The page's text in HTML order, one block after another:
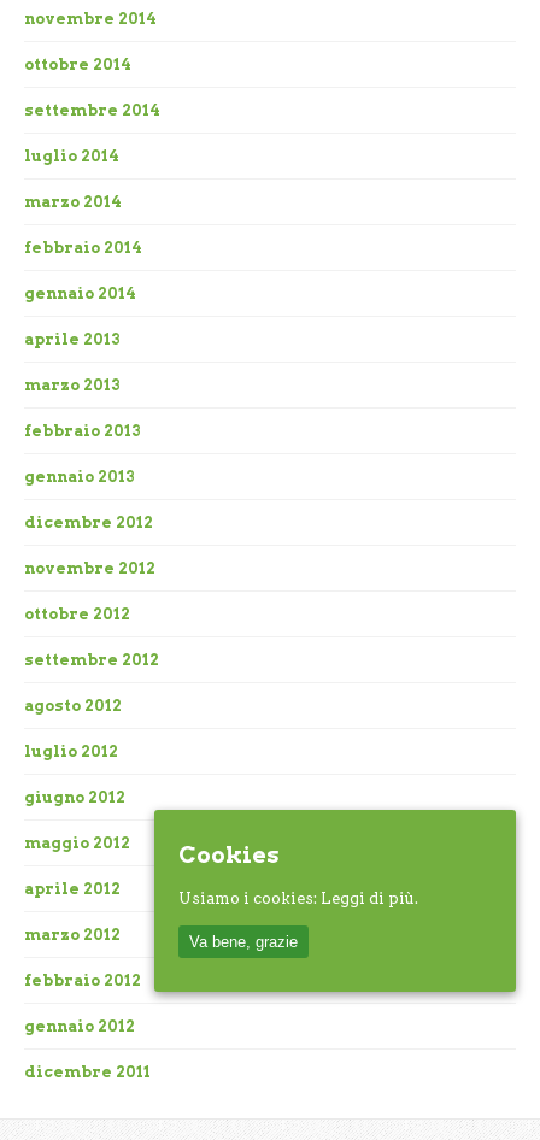
novembre 2014
ottobre 2014
settembre 2014
luglio 2014
marzo 2014
febbraio 2014
gennaio 2014
aprile 2013
marzo 2013
febbraio 2013
gennaio 2013
dicembre 2012
novembre 2012
ottobre 2012
settembre 2012
agosto 2012
luglio 2012
giugno 2012
maggio 2012
aprile 2012
marzo 2012
febbraio 2012
gennaio 2012
dicembre 2011
Cookies
Usiamo i cookies: Leggi di più.
Va bene, grazie